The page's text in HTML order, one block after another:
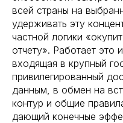
всей страны на
удерживать эту
частной логики
отчету». Работает это
входящая в крупный
привилегированный
данным, в обмен на
контур и общие
дающий конечные